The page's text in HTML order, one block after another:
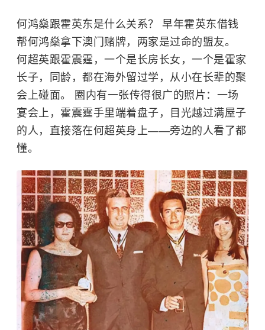
何鸿燊跟霍英东是什么关系？ 早年霍英东借钱
帮何鸿燊拿下澳门赌牌，两家是过命的盟友。
何超英跟霍震霆，一个是长房长女，一个是霍家
长子，同龄，都在海外留过学，从小在长辈的聚
会上碰面。 圈内有一张传得很广的照片：一场
宴会上，霍震霆手里端着盘子，目光越过满屋子
的人，直接落在何超英身上——旁边的人看了都
懂。